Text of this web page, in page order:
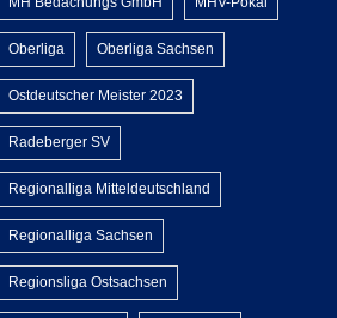
Oberliga Oberliga Sachsen
Ostdeutscher Meister 2023
Radeberger SV
Regionalliga Mitteldeutschland
Regionalliga Sachsen
Regionsliga Ostsachsen